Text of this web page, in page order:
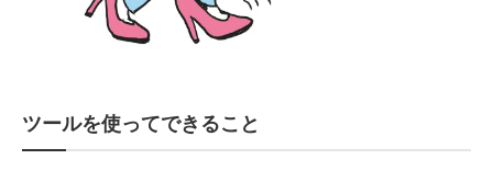
ツールを使ってできること